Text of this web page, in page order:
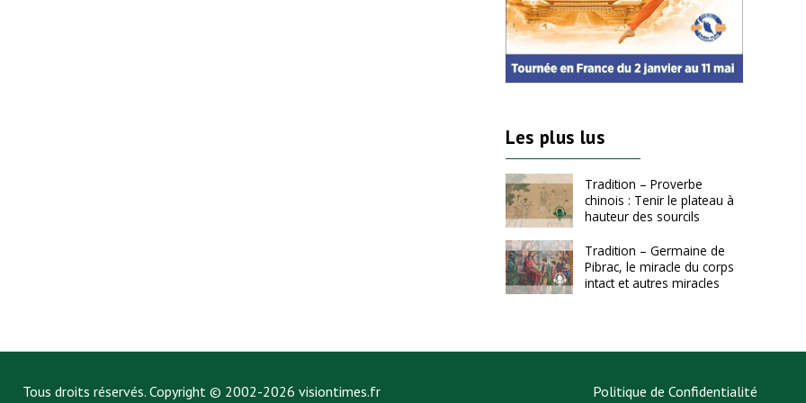
Les plus lus
Tradition – Proverbe
chinois : Tenir le plateau à
hauteur des sourcils
Tradition – Germaine de
Pibrac, le miracle du corps
intact et autres miracles
Tous droits réservés. Copyright © 2002-2026 visiontimes.fr Politique de Confidentialité